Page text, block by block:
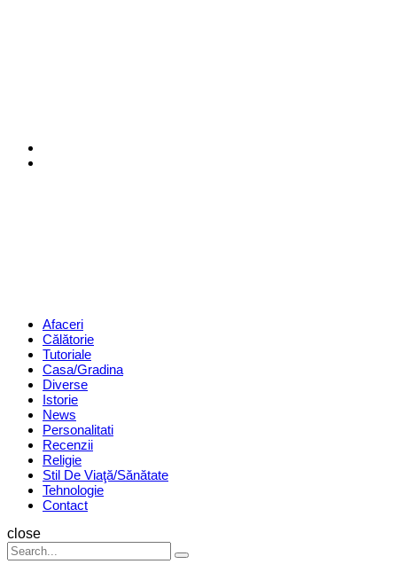
Menu Afaceri
Călătorie
Tutoriale
Casa/Gradina
Diverse
Istorie
News
Personalitati
Recenzii
Religie
Stil De Viaţă/Sănătate
Tehnologie
Contact
Search
close
Search
for:
Search